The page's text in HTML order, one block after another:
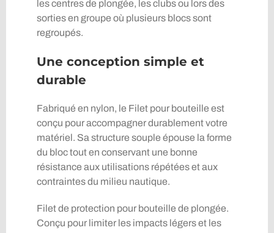
les centres de plongée, les clubs ou lors des
sorties en groupe où plusieurs blocs sont
regroupés.
Une conception simple et
durable
Fabriqué en nylon, le Filet pour bouteille est
conçu pour accompagner durablement votre
matériel. Sa structure souple épouse la forme
du bloc tout en conservant une bonne
résistance aux utilisations répétées et aux
contraintes du milieu nautique.
Filet de protection pour bouteille de plongée.
Conçu pour limiter les impacts légers et les